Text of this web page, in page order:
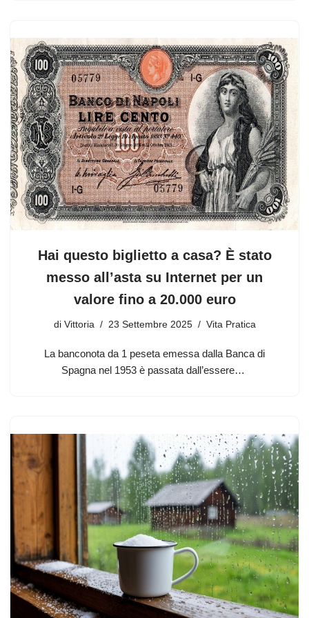
Hai questo biglietto a casa? È stato
messo all’asta su Internet per un
valore fino a 20.000 euro
di Vittoria 23 Settembre 2025 Vita Pratica
La banconota da 1 peseta emessa dalla Banca di
Spagna nel 1953 è passata dall’essere…